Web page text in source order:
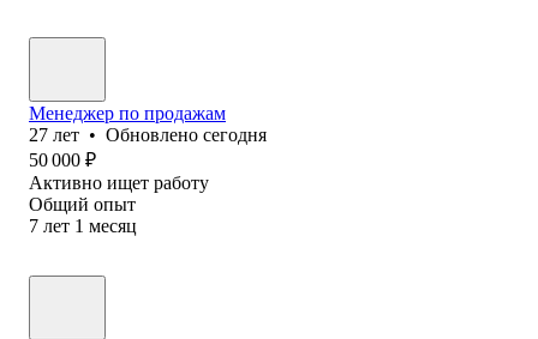
Менеджер по продажам
27 лет • Обновлено сегодня
50 000 ₽
Активно ищет работу
Общий опыт
7 лет 1 месяц